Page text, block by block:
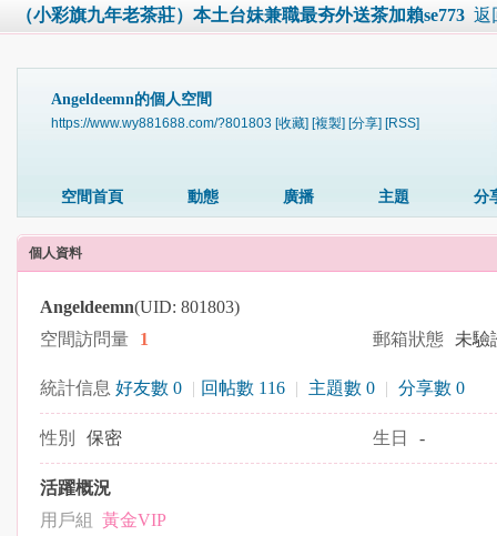
（小彩旗九年老茶莊）本土台妹兼職最夯外送茶加賴se773 返
Angeldeemn的個人空間
https://www.wy881688.com/?801803 [收藏] [複製] [分享] [RSS]
空間首頁 動態 廣播 主題 分
個人資料
Angeldeemn(UID: 801803)
空間訪問量
1 郵箱狀態 未驗
統計信息 好友數 0 | 回帖數 116 | 主題數 0 | 分享數 0
性別 保密 生日 -
活躍概況
用戶組 黃金VIP